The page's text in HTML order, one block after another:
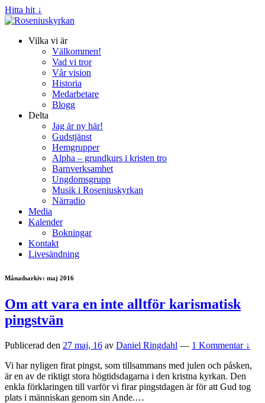
Hitta hit ↓
Vilka vi är
Välkommen!
Vad vi tror
Vår vision
Historia
Medarbetare
Blogg
Delta
Jag är ny här!
Gudstjänst
Hemgrupper
Alpha – grundkurs i kristen tro
Barnverksamhet
Ungdomsgrupp
Musik i Roseniuskyrkan
Närradio
Media
Kalender
Bokningar
Kontakt
Livesändning
Månadsarkiv: maj 2016
Om att vara en inte alltför karismatisk
pingstvän
Publicerad den 27 maj, 16 av Daniel Ringdahl — 1 Kommentar ↓
Vi har nyligen firat pingst, som tillsammans med julen och påsken,
är en av de riktigt stora högtidsdagarna i den kristna kyrkan. Den
enkla förklaringen till varför vi firar pingstdagen är för att Gud tog
plats i människan genom sin Ande.…